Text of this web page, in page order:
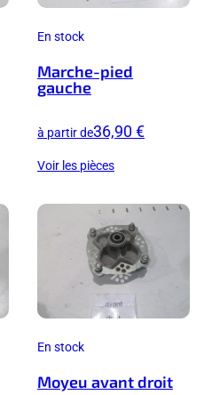
En stock
Marche-pied
gauche
à partir de36,90 €
Voir les pièces
En stock
Moyeu avant droit